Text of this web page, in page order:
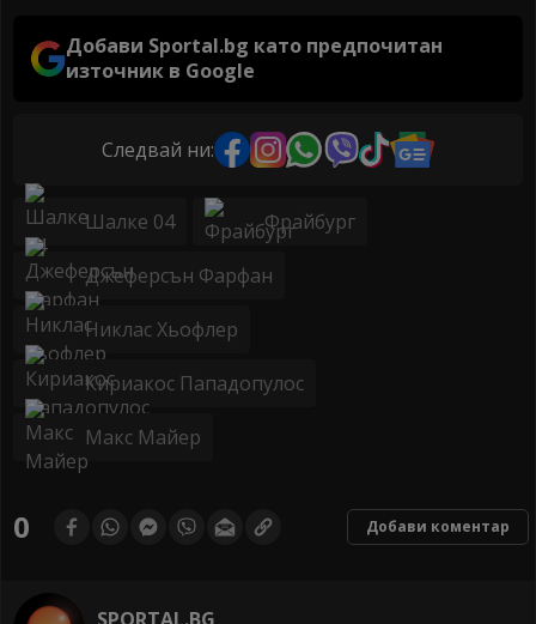
Добави Sportal.bg като предпочитан
източник в Google
Следвай ни:
Шалке 04 Фрайбург
Джеферсън Фарфан
Никлас Хьофлер
Кириакос Пападопулос
Макс Майер
0 Добави коментар
SPORTAL.BG